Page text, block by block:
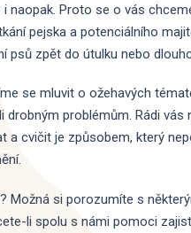
naopak. Proto se o vás
pejska a potenciálního
zpět do útulku nebo
se mluvit o ožehavých
problémům. Rádi vás
a cvičit je způsobem, který
Možná si porozumíte s
li spolu s námi pomoci